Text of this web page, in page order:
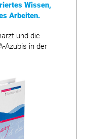
Wissen,
Arbeiten.
und die
Azubis in der